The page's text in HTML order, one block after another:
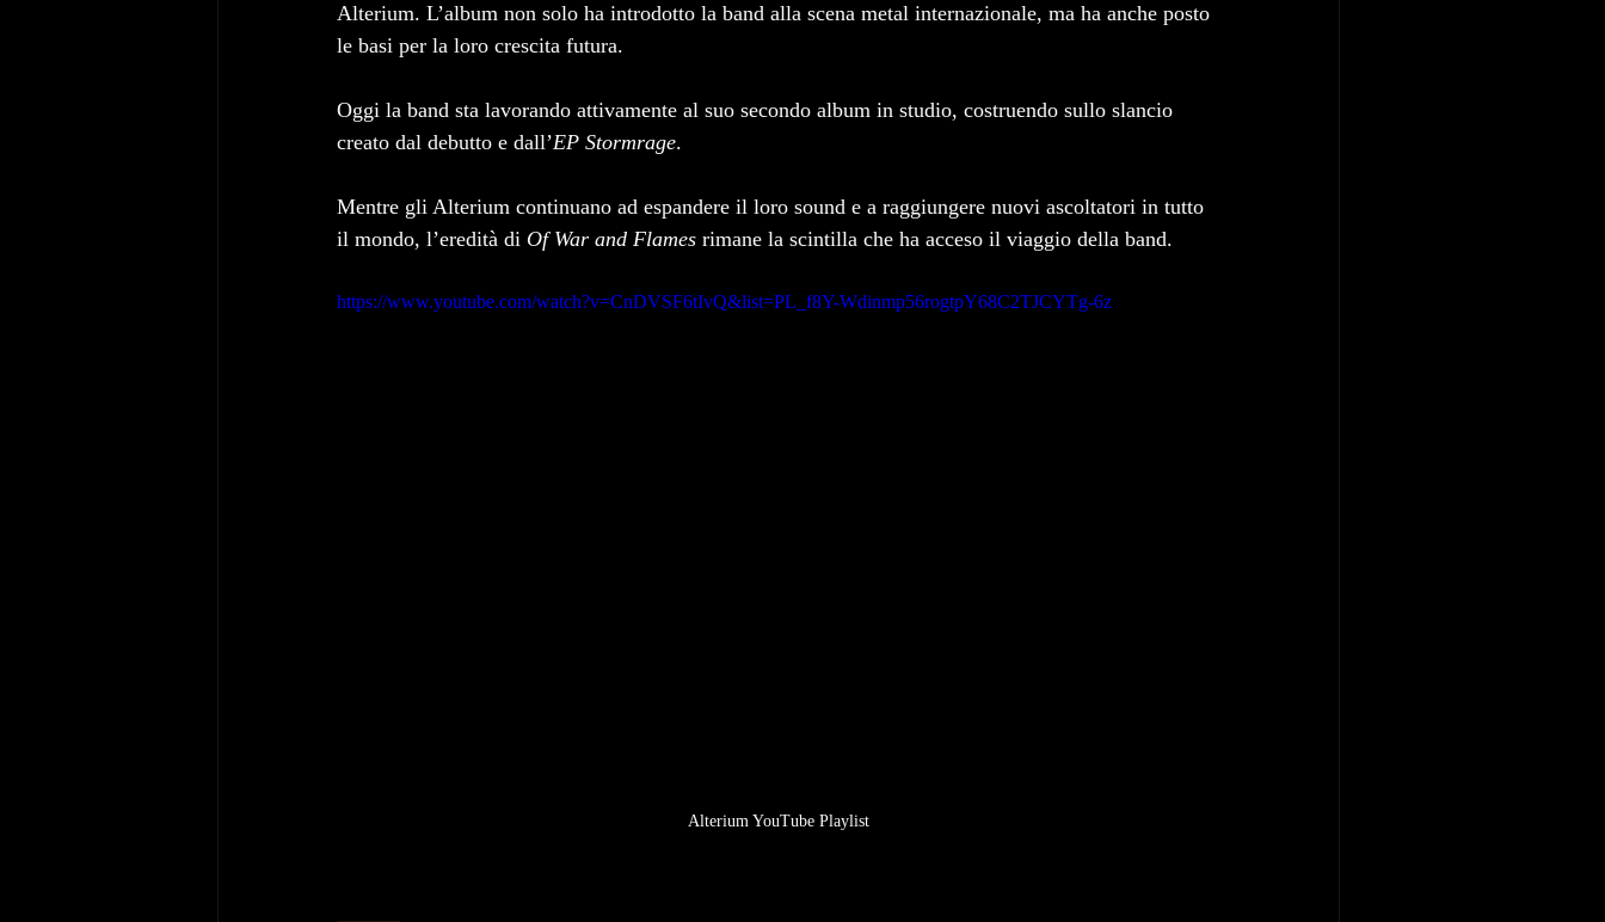
Alterium. L’album non solo ha introdotto la band alla scena metal internazionale, ma ha anche posto
le basi per la loro crescita futura.
Oggi la band sta lavorando attivamente al suo secondo album in studio, costruendo sullo slancio
creato dal debutto e dall’EP Stormrage.
Mentre gli Alterium continuano ad espandere il loro sound e a raggiungere nuovi ascoltatori in tutto
il mondo, l’eredità di Of War and Flames rimane la scintilla che ha acceso il viaggio della band.
https://www.youtube.com/watch?v=CnDVSF6tIvQ&list=PL_f8Y-Wdinmp56rogtpY68C2TJCYTg-6z
Alterium YouTube Playlist